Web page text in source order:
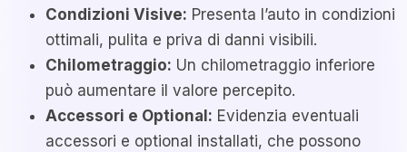
Condizioni Visive: Presenta l’auto in condizioni
ottimali, pulita e priva di danni visibili.
Chilometraggio: Un chilometraggio inferiore
può aumentare il valore percepito.
Accessori e Optional: Evidenzia eventuali
accessori e optional installati, che possono